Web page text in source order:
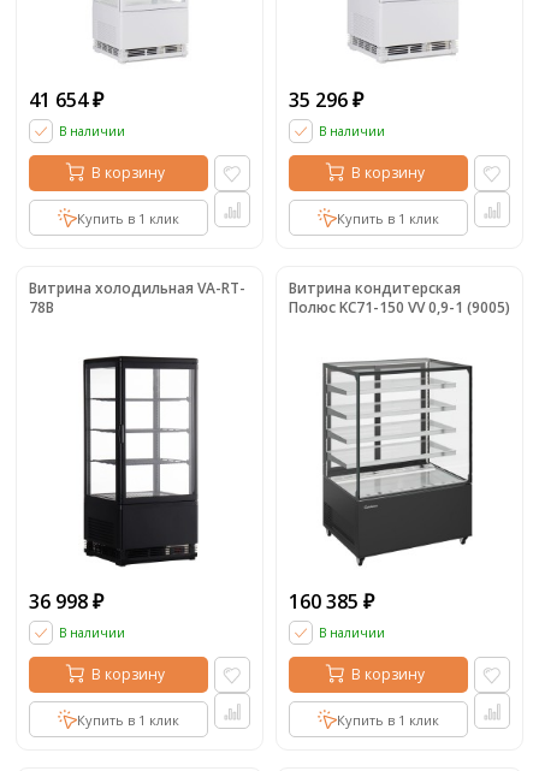
41 654 ₽
В наличии
В корзину
Купить в 1 клик
35 296 ₽
В наличии
В корзину
Купить в 1 клик
Витрина холодильная VA-RT-
78B
36 998 ₽
В наличии
В корзину
Купить в 1 клик
Витрина кондитерская
Полюс KC71-150 VV 0,9-1 (9005)
160 385 ₽
В наличии
В корзину
Купить в 1 клик